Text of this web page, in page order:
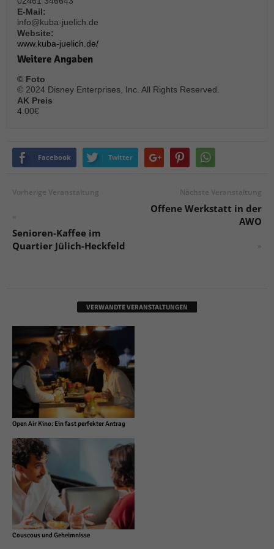
E-Mail:
info@kuba-juelich.de
Website:
www.kuba-juelich.de/
Weitere Angaben
© Foto
© 2024 Disney Enterprises, Inc. All Rights Reserved.
AK Preis
4.00€
Facebook Twitter
Vorherige Veranstaltung
«
Senioren-Kaffee im
Quartier Jülich-Heckfeld
Nächste Veranstaltung
Offene Werkstatt in der
AWO
»
VERWANDTE VERANSTALTUNGEN
Open Air Kino: Ein fast perfekter Antrag
Couscous und Geheimnisse
Cookie-Informationen anzeigen
Externe Medien (6)
Inhalte von Videoplattformen und Social-Media-Plattformen werden
standardmäßig blockiert. Wenn Cookies von externen Medien akzeptiert
werden, bedarf der Zugriff auf diese Inhalte keiner manuellen Einwilligung
mehr.